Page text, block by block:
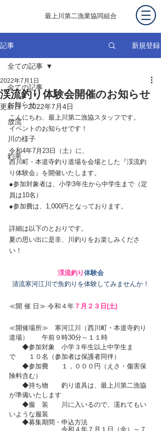
最上川第二漁業協同組合
記事 新規登録
全ての記事
お知らせ
放流
川の様子
釣果
全ての記事
渓流釣り体験会開催のお知らせ
2022年7月1日
更新日：2022年7月4日
こんにちわ、最上川第二漁協スタッフです。
イベントのお知らせです！
令和4年7月23日（土）に、
西川町・本道寺釣り道場を会場とした『渓流釣
り体験会』を開催いたします。
●参加対象者は、小学3年生から中学生まで（定
員は10名）
●参加費は、1,000円となっております。
詳細は以下のとおりです。
夏の思い出に是非、川釣りをお楽しみくださ
い！
渓流釣り体験会
清流寒河江川で魚釣りを体験してみませんか！
≪開 催 日≫ 令和４年 ７月２３日(土)
≪開催場所≫　寒河江川（西川町・本道寺釣り
道場）　　午前９時30分～１１時
◆参加対象　小学３年生以上中学生ま
で　　１０名（参加者は保護者同伴）
◆参加費　　１，０００円（えさ・傷害保
険料含む）
◆持ち物　　釣り道具は、最上川第二漁協
が準備いたします
◆服　装　　川に入いるので、濡れてもい
いような服装
◆募集期間・申込方法
令和４年７月１日（金）～７